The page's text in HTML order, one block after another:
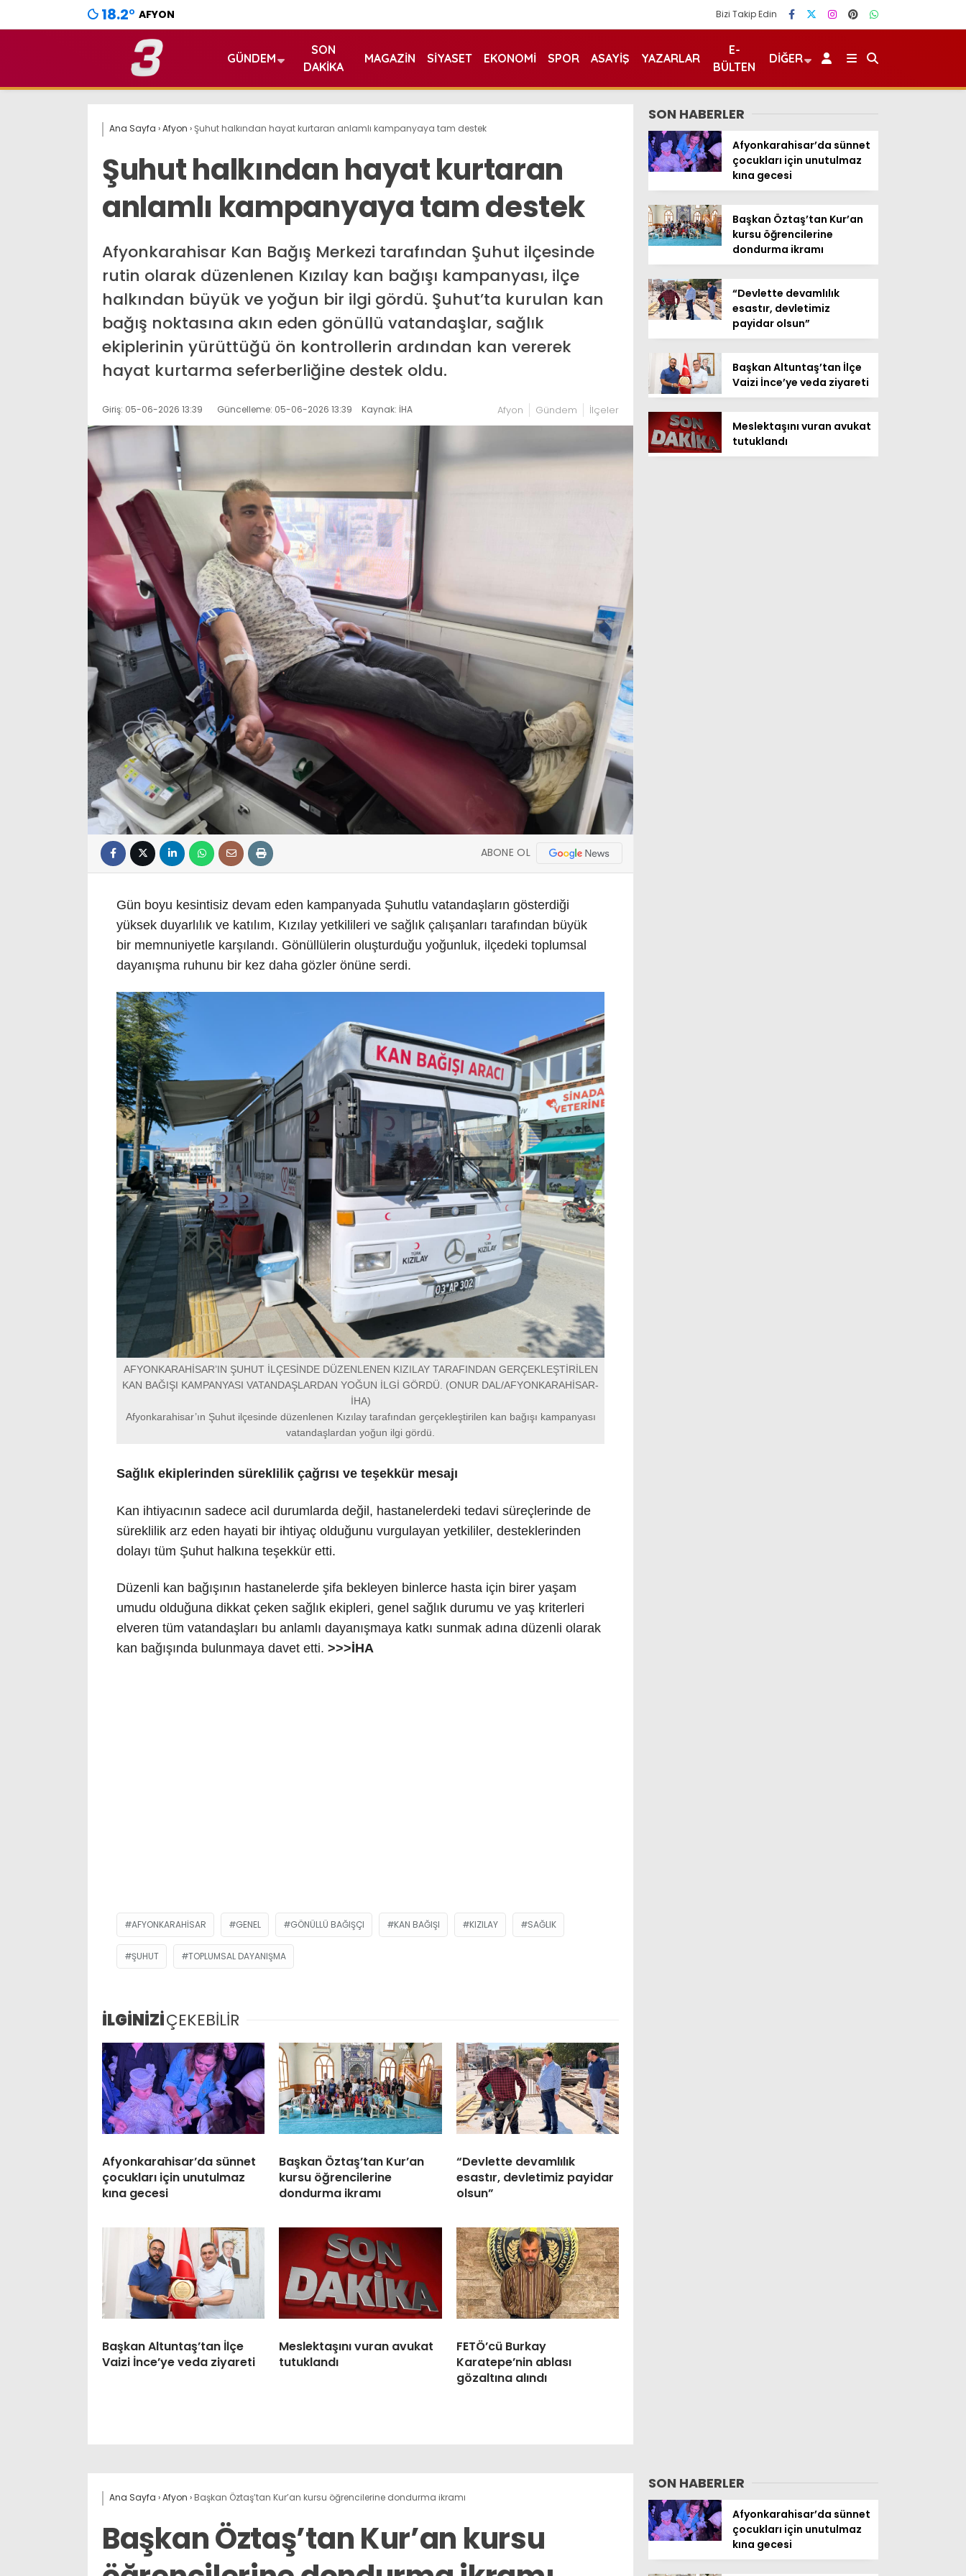
18.2° AFYON Bizi Takip Edin
GÜNDEM
SON
DAKIKA
MAGAZIN SIYASET EKONOMI SPOR ASAYIŞ YAZARLAR
E-
BÜLTEN
DIĞER
Ana Sayfa ›Afyon ›Şuhut halkından hayat kurtaran anlamlı kampanyaya tam destek
Şuhut halkından hayat kurtaran
anlamlı kampanyaya tam destek
Afyonkarahisar Kan Bağış Merkezi tarafından Şuhut ilçesinde
rutin olarak düzenlenen Kızılay kan bağışı kampanyası, ilçe
halkından büyük ve yoğun bir ilgi gördü. Şuhut’ta kurulan kan
bağış noktasına akın eden gönüllü vatandaşlar, sağlık
ekiplerinin yürüttüğü ön kontrollerin ardından kan vererek
hayat kurtarma seferberliğine destek oldu.
Giriş: 05-06-2026 13:39 Güncelleme: 05-06-2026 13:39 Kaynak: İHA Afyon Gündem İlçeler
ABONE OL
Gün boyu kesintisiz devam eden kampanyada Şuhutlu vatandaşların gösterdiği
yüksek duyarlılık ve katılım, Kızılay yetkilileri ve sağlık çalışanları tarafından büyük
bir memnuniyetle karşılandı. Gönüllülerin oluşturduğu yoğunluk, ilçedeki toplumsal
dayanışma ruhunu bir kez daha gözler önüne serdi.
AFYONKARAHİSAR’IN ŞUHUT İLÇESİNDE DÜZENLENEN KIZILAY TARAFINDAN GERÇEKLEŞTİRİLEN
KAN BAĞIŞI KAMPANYASI VATANDAŞLARDAN YOĞUN İLGİ GÖRDÜ. (ONUR DAL/AFYONKARAHİSAR-
İHA)
Afyonkarahisar’ın Şuhut ilçesinde düzenlenen Kızılay tarafından gerçekleştirilen kan bağışı kampanyası
vatandaşlardan yoğun ilgi gördü.
Sağlık ekiplerinden süreklilik çağrısı ve teşekkür mesajı
Kan ihtiyacının sadece acil durumlarda değil, hastanelerdeki tedavi süreçlerinde de
süreklilik arz eden hayati bir ihtiyaç olduğunu vurgulayan yetkililer, desteklerinden
dolayı tüm Şuhut halkına teşekkür etti.
Düzenli kan bağışının hastanelerde şifa bekleyen binlerce hasta için birer yaşam
umudu olduğuna dikkat çeken sağlık ekipleri, genel sağlık durumu ve yaş kriterleri
elveren tüm vatandaşları bu anlamlı dayanışmaya katkı sunmak adına düzenli olarak
kan bağışında bulunmaya davet etti. >>>İHA
AFYONKARAHISAR GENEL GÖNÜLLÜ BAĞIŞÇI KAN BAĞIŞI KIZILAY SAĞLIK
ŞUHUT TOPLUMSAL DAYANIŞMA
İLGİNİZİÇEKEBİLİR
Afyonkarahisar’da sünnet
çocukları için unutulmaz
kına gecesi
Başkan Öztaş’tan Kur’an
kursu öğrencilerine
dondurma ikramı
“Devlette devamlılık
esastır, devletimiz payidar
olsun”
Başkan Altuntaş’tan İlçe
Vaizi İnce’ye veda ziyareti
Meslektaşını vuran avukat
tutuklandı
FETÖ’cü Burkay
Karatepe’nin ablası
gözaltına alındı
SON HABERLER
Afyonkarahisar’da sünnet
çocukları için unutulmaz
kına gecesi
Başkan Öztaş’tan Kur’an
kursu öğrencilerine
dondurma ikramı
“Devlette devamlılık
esastır, devletimiz
payidar olsun”
Başkan Altuntaş’tan İlçe
Vaizi İnce’ye veda ziyareti
Meslektaşını vuran avukat
tutuklandı
Ana Sayfa ›Afyon › Başkan Öztaş’tan Kur’an kursu öğrencilerine dondurma ikramı
Başkan Öztaş’tan Kur’an kursu
SON HABERLER
Afyonkarahisar’da sünnet
çocukları için unutulmaz
kına gecesi